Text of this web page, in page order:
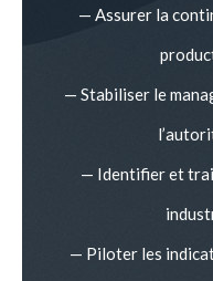
— Assurer la
— Stabiliser le
— Identifier et
— Piloter les